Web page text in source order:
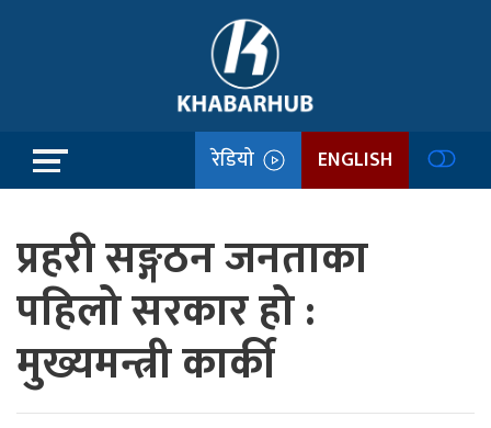
रेडियो ENGLISH
प्रहरी सङ्गठन जनताका
पहिलो सरकार हो :
मुख्यमन्त्री कार्की